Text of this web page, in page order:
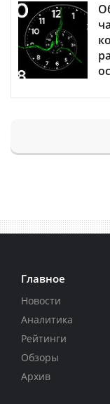
Главное
Новости
Аналитика
Рейтинги
Обзоры
Архив